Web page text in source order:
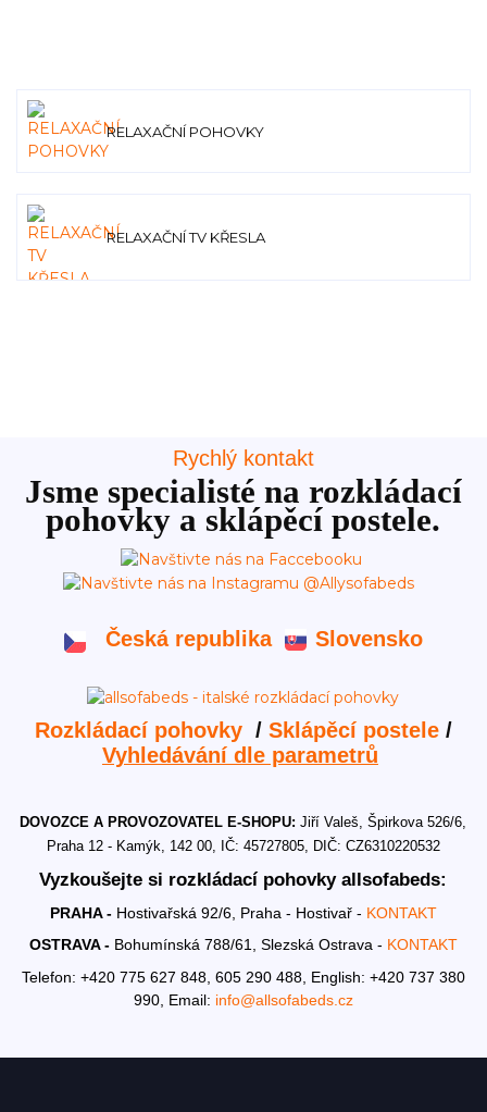
RELAXAČNÍ POHOVKY
RELAXAČNÍ TV KŘESLA
Rychlý kontakt
Jsme specialisté na rozkládací
pohovky a sklápěcí postele.
Česká republika Slovensko
Rozkládací pohovky / Sklápěcí postele/
Vyhledávání dle parametrů
DOVOZCE A PROVOZOVATEL E-SHOPU:Jiří Valeš, Špirkova 526/6,
Praha 12 - Kamýk, 142 00, IČ: 45727805, DIČ: CZ6310220532
Vyzkoušejte si rozkládací pohovky allsofabeds:
PRAHA - Hostivařská 92/6, Praha - Hostivař - KONTAKT
OSTRAVA - Bohumínská 788/61, Slezská Ostrava - KONTAKT
Telefon: +420 775 627 848, 605 290 488, English: +420 737 380
990, Email: info@allsofabeds.cz